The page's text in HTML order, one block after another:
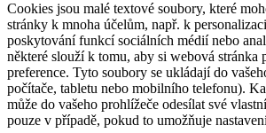
Cookies jsou malé textové soubory, které
stránky k mnoha účelům, např. k
poskytování funkcí sociálních médií nebo
některé slouží k tomu, aby si webová stránka
preference. Tyto soubory se ukládají do
počítače, tabletu nebo mobilního telefonu).
může do vašeho prohlížeče odesílat své
pouze v případě, pokud to umožňuje